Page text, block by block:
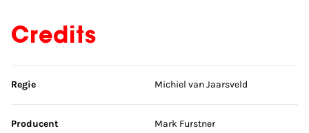
Credits
Sla credits over
Regie Michiel van Jaarsveld
Producent
Mark Furstner